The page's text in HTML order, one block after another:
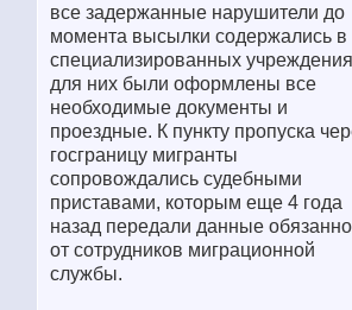
все задержанные нарушители до
момента высылки содержались в
специализированных
для них были оформлены все
необходимые документы и
проездные. К пункту пропуска
госграницу мигранты
сопровождались судебными
приставами, которым еще 4 года
назад передали данные
от сотрудников миграционной
службы.